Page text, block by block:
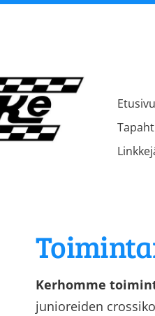
Etusivu
Kerhomme
junioreiden